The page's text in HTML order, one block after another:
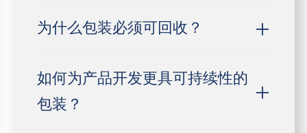
为什么包装必须可回收？
如何为产品开发更具可持续性的
包装？